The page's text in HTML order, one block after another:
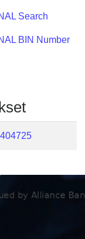
Search
BIN Number
404725